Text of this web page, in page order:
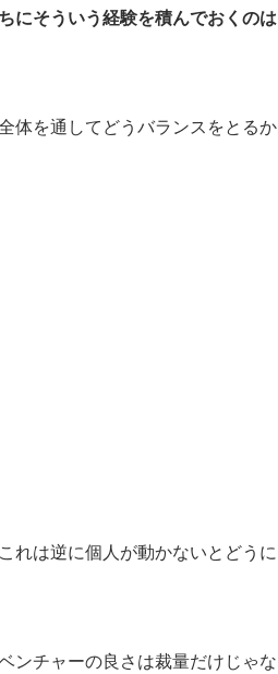
にそういう経験を積んでおくのは
体を通してどうバランスをとるか
れは逆に個人が動かないとどうに
ンチャーの良さは裁量だけじゃな